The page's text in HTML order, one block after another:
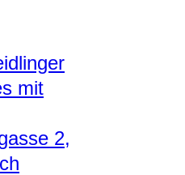
mit
2,